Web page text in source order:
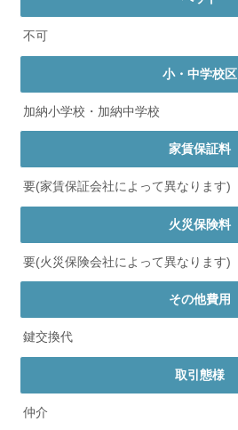
不可
小・中学校区
加納小学校・加納中学校
家賃保証料
要(家賃保証会社によって異なります)
火災保険料
要(火災保険会社によって異なります)
その他費用
鍵交換代
取引態様
仲介